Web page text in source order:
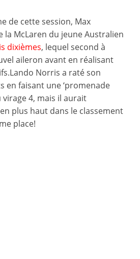
de cette session, Max
la McLaren du jeune Australien
dixièmes, lequel second à
aileron avant en réalisant
Norris a raté son
en faisant une ‘promenade
virage 4, mais il aurait
plus haut dans le classement
place!